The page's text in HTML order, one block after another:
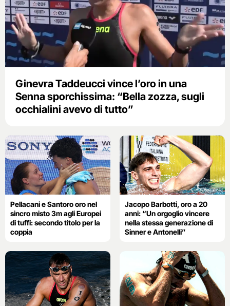
Ginevra Taddeucci vince l’oro in una
Senna sporchissima: “Bella zozza, sugli
occhialini avevo di tutto”
Pellacani e Santoro oro nel
sincro misto 3m agli Europei
di tuffi: secondo titolo per la
coppia
Jacopo Barbotti, oro a 20
anni: “Un orgoglio vincere
nella stessa generazione di
Sinner e Antonelli”